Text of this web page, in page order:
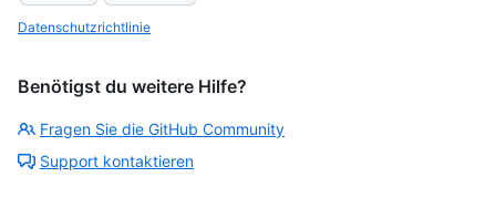
Datenschutzrichtlinie
Benötigst du weitere Hilfe?
Fragen Sie die GitHub Community
Support kontaktieren